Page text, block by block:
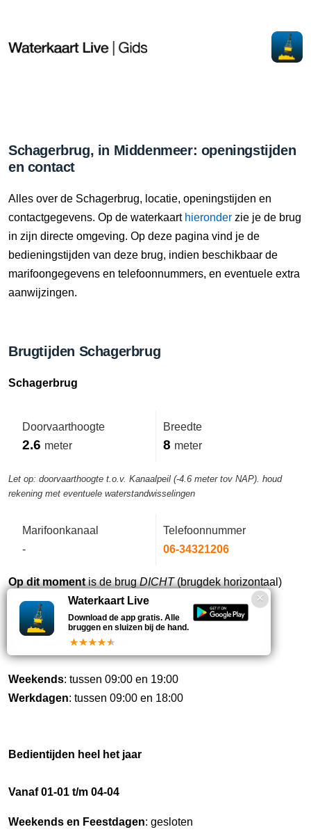
Schagerbrug, in Middenmeer: openingstijden
en contact
Alles over de Schagerbrug, locatie, openingstijden en
contactgegevens. Op de waterkaart hieronder zie je de brug
in zijn directe omgeving. Op deze pagina vind je de
bedieningstijden van deze brug, indien beschikbaar de
marifoongegevens en telefoonnummers, en eventuele extra
aanwijzingen.
Brugtijden Schagerbrug
Schagerbrug
Doorvaarthoogte
2.6 meter
Breedte
8 meter
Let op: doorvaarthoogte t.o.v. Kanaalpeil (-4.6 meter tov NAP). houd
rekening met eventuele waterstandwisselingen
Marifoonkanaal
-
Telefoonnummer
06-34321206
Op dit momentis de brugDICHT(brugdek horizontaal)
Bedientijden deze week
Weekends: tussen 09:00 en 19:00
Werkdagen: tussen 09:00 en 18:00
Bedientijden heel het jaar
Vanaf 01-01 t/m 04-04
Weekends en Feestdagen: gesloten
Waterkaart Live
Download de app gratis. Alle
bruggen en sluizen bij de hand.